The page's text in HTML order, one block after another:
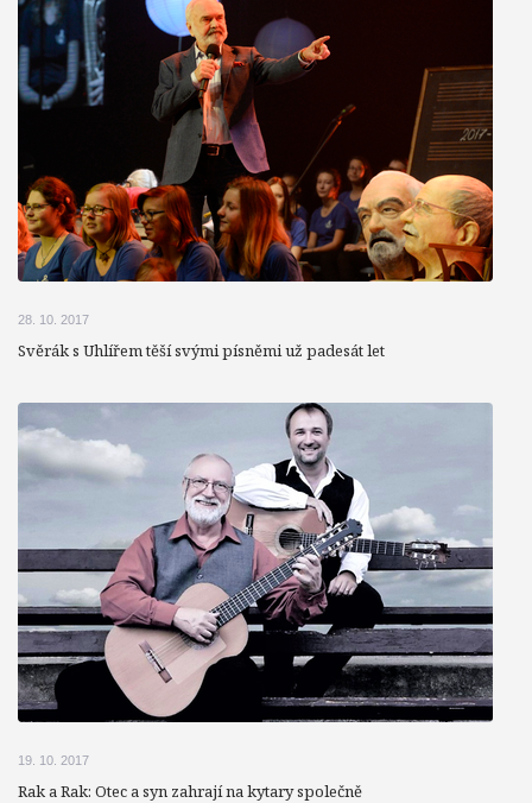
28. 10. 2017
Svěrák s Uhlířem těší svými písněmi už padesát let
19. 10. 2017
Rak a Rak: Otec a syn zahrají na kytary společně